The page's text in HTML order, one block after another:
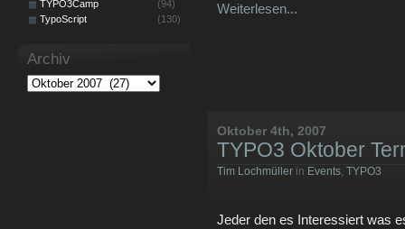
Weiterlesen...
Oktober 4th, 2007
TYPO3 Oktober
Tim Lochmüller in Events, TYPO3
Jeder den es Interessiert was
TYPO3Camp
(94)
TypoScript
(130)
Archiv